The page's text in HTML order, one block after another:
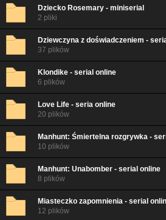
Dziecko Rosemary - miniserial
2 pliki
Dziewczyna z doświadczeniem -
37 plików
Klondike - serial online
6 plików
Love Life - seria online
20 plików
Manhunt: Śmiertelna rozgrywka -
10 plików
Manhunt: Unabomber - serial online
8 plików
Miasteczko zapomnienia - serial
12 plików